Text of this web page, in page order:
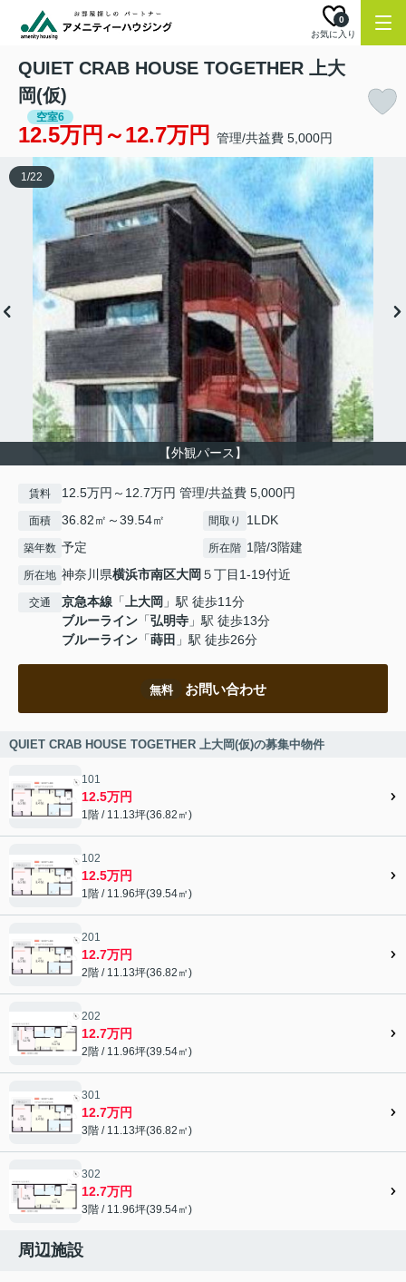
お気に入り
0
QUIET CRAB HOUSE TOGETHER 上大
岡(仮)
空室6
12.5万円～12.7万円 管理/共益費 5,000円
【外観パース】
1/22
賃料 12.5万円～12.7万円 管理/共益費 5,000円
面積 36.82㎡～39.54㎡ 間取り 1LDK
築年数 予定 所在階 1階/3階建
所在地 神奈川県横浜市南区大岡 ５丁目1-19付近
交通 京急本線 「上大岡 」駅 徒歩11分
ブルーライン 「弘明寺 」駅 徒歩13分
ブルーライン 「蒔田 」駅 徒歩26分
無料 お問い合わせ
QUIET CRAB HOUSE TOGETHER 上大岡(仮)の募集中物件
101
12.5万円
1階 / 11.13坪(36.82㎡)
102
12.5万円
1階 / 11.96坪(39.54㎡)
201
12.7万円
2階 / 11.13坪(36.82㎡)
202
12.7万円
2階 / 11.96坪(39.54㎡)
301
12.7万円
3階 / 11.13坪(36.82㎡)
302
12.7万円
3階 / 11.96坪(39.54㎡)
周辺施設